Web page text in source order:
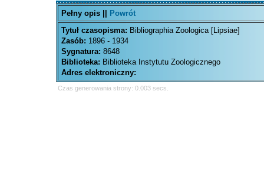
Pełny opis ||
Powrót
Tytuł czasopisma: Bibliographia Zoologica [Lipsiae]
Zasób: 1896 - 1934
Sygnatura: 8648
Biblioteka: Biblioteka Instytutu Zoologicznego
Adres elektroniczny:
Czas generowania strony: 0.003 secs.